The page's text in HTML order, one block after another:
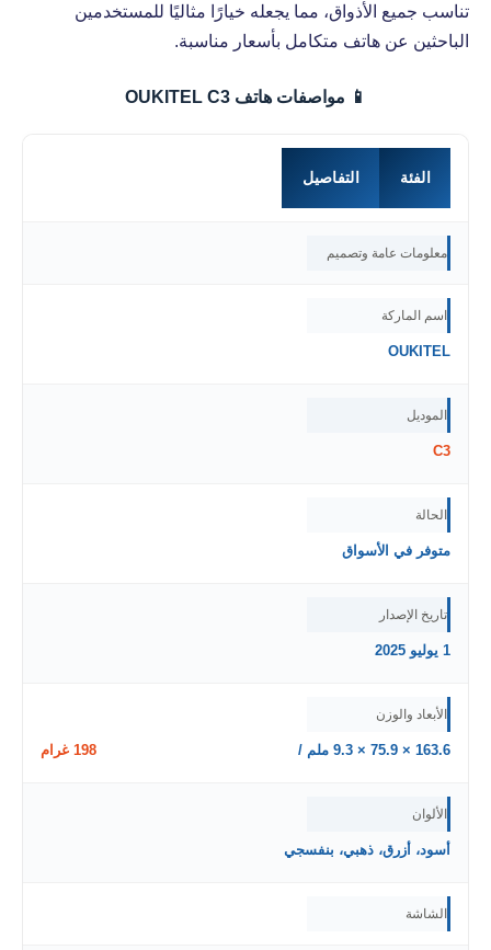
تناسب جميع الأذواق، مما يجعله خيارًا مثاليًا للمستخدمين
الباحثين عن هاتف متكامل بأسعار مناسبة.
📱 مواصفات هاتف OUKITEL C3
الفئة التفاصيل
معلومات عامة وتصميم
اسم الماركة
OUKITEL
الموديل
C3
الحالة
متوفر في الأسواق
تاريخ الإصدار
1 يوليو 2025
الأبعاد والوزن
163.6 × 75.9 × 9.3 ملم / 198 غرام
الألوان
أسود، أزرق، ذهبي، بنفسجي
الشاشة